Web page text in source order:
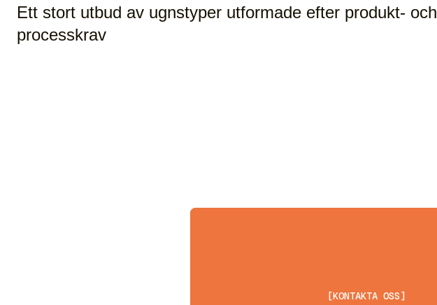
Ett stort utbud av ugnstyper utformade efter produkt- och
processkrav
[KONTAKTA OSS]